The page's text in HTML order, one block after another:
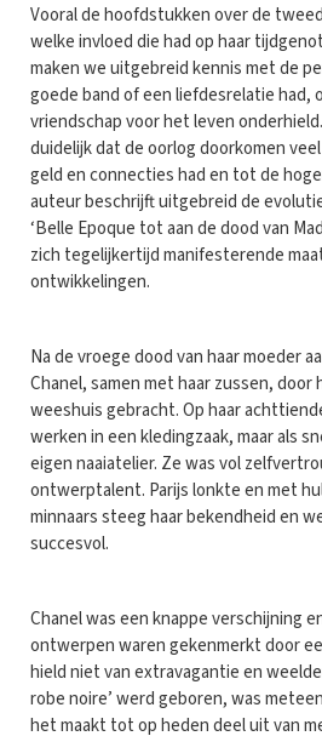
Vooral de hoofdstukken over de
welke invloed die had op haar
maken we uitgebreid kennis met de
goede band of een liefdesrelatie had,
vriendschap voor het leven
duidelijk dat de oorlog doorkomen
geld en connecties had en tot de
auteur beschrijft uitgebreid de
‘Belle Epoque tot aan de dood van
zich tegelijkertijd manifesterende
ontwikkelingen.
Na de vroege dood van haar moeder
Chanel, samen met haar zussen, door
weeshuis gebracht. Op haar
werken in een kledingzaak, maar als
eigen naaiatelier. Ze was vol
ontwerptalent. Parijs lonkte en met
minnaars steeg haar bekendheid en
succesvol.
Chanel was een knappe verschijning
ontwerpen waren gekenmerkt door
hield niet van extravagantie en
robe noire’ werd geboren, was
het maakt tot op heden deel uit van